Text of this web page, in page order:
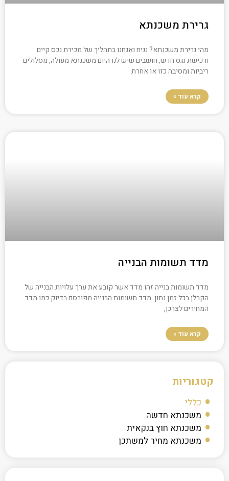
גרירת משכנתא
מהי גרירת משכנתא? נניח ואנחנו בתהליך של מכירת נכס קיים
ורכישת נגס חדש, חושבים שיש לנו היום משכנתא מעולה, מסלולים
ריביות ומסיבה כזו או אחרת
קרא עוד »
מדד תשומות הבנייה
מדד תשומות בנייה זהו מדד אשר קובע את ערך עלויות הבנייה של
הקבלן בכל זמן נתון. מדד תשומות הבנייה מפורסם בדיוק כמו מדד
המחירים לצרכן,
קרא עוד »
קטגוריות
כללי
משכנתא חדשה
משכנתא חוץ בנקאית
משכנתא מחיר למשתכן